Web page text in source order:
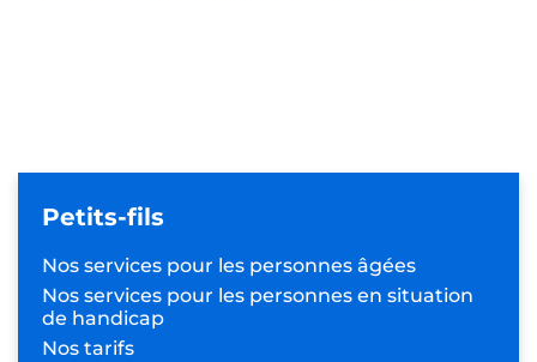
Petits-fils
Nos services pour les personnes âgées
Nos services pour les personnes en situation
de handicap
Nos tarifs